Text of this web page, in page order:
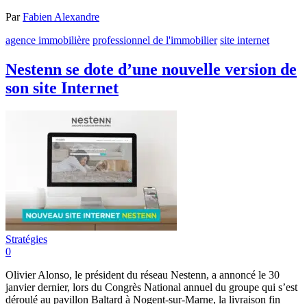
ParFabien Alexandre
agence immobilière professionnel de l'immobilier site internet
Nestenn se dote d’une nouvelle version de
son site Internet
Stratégies
0
Olivier Alonso, le président du réseau Nestenn, a annoncé le 30
janvier dernier, lors du Congrès National annuel du groupe qui s’est
déroulé au pavillon Baltard à Nogent-sur-Marne, la livraison fin